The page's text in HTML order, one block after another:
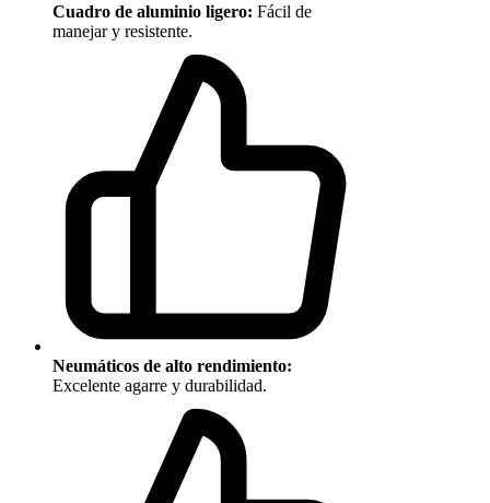
Cuadro de aluminio ligero: Fácil de
manejar y resistente.
Neumáticos de alto rendimiento:
Excelente agarre y durabilidad.